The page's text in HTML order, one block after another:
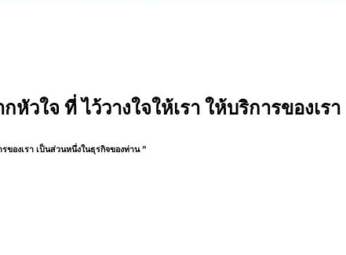
หัวใจ ที่ ไว้วางใจให้เรา ให้บริการของเรา
ของเรา เป็นส่วนหนึ่งในธุรกิจของท่าน ”